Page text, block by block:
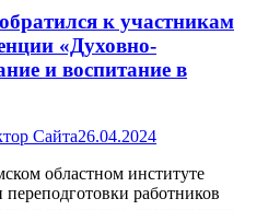
к участникам
«Духовно-
и воспитание в
Сайта26.04.2024
областном институте
работников